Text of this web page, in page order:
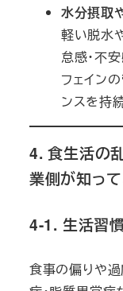
水分摂取
軽い脱水
怠感・不
フェイン
ンスを持
4. 食生活の
業側が知っ
4-1. 生活習
食事の偏りや過